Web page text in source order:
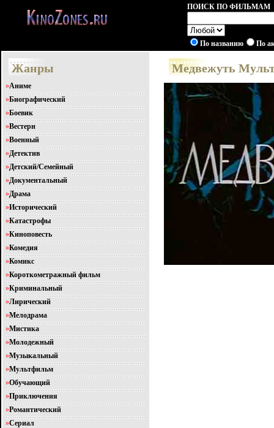
ПОИСК ПО ФИЛЬМАМ
По названию По
Жанры
»Аниме
»Биографический
»Боевик
»Вестерн
»Военный
»Детектив
»Детский/Семейный
»Документальный
»Драма
»Исторический
»Катастрофы
»Киноповесть
»Комедия
»Комикс
»Короткометражный фильм
»Криминальный
»Лирический
»Мелодрама
»Мистика
»Молодежный
»Музыкальный
»Мультфильм
»Обучающий
»Приключения
»Романтический
»Сериал
Медвежуть